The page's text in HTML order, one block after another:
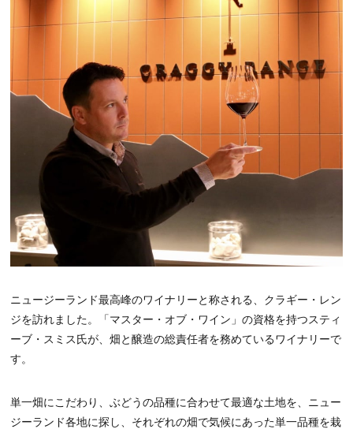
ニュージーランド最高峰のワイナリーと称される、クラギー・レン
ジを訪れました。「マスター・オブ・ワイン」の資格を持つスティ
ーブ・スミス氏が、畑と醸造の総責任者を務めているワイナリーで
す。
単一畑にこだわり、ぶどうの品種に合わせて最適な土地を、ニュー
ジーランド各地に探し、それぞれの畑で気候にあった単一品種を栽